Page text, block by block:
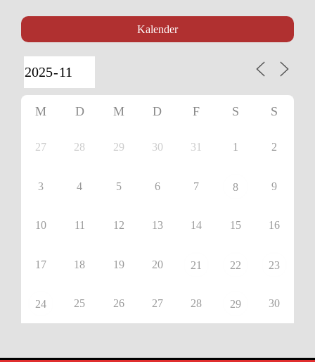
Kalender
M D M D F S S
27 28 29 30 31 1 2
3 4 5 6 7 8 9
10 11 12 13 14 15 16
17 18 19 20 21 22 23
24 25 26 27 28 29 30